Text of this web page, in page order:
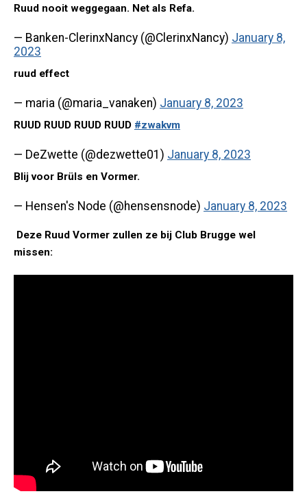
Ruud nooit weggegaan. Net als Refa.
— Banken-ClerinxNancy (@ClerinxNancy) January 8,
2023
ruud effect
— maria (@maria_vanaken) January 8, 2023
RUUD RUUD RUUD RUUD #zwakvm
— DeZwette (@dezwette01) January 8, 2023
Blij voor Brüls en Vormer.
— Hensen's Node (@hensensnode) January 8, 2023
Deze Ruud Vormer zullen ze bij Club Brugge wel
missen: